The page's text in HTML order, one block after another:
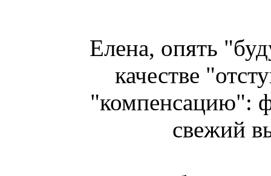
Елена, опять
качестве
"компенсацию":
свежий